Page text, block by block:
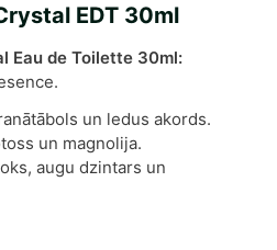
EDT 30ml
Eau de Toilette 30ml:
un ledus akords.
un magnolija.
augu dzintars un